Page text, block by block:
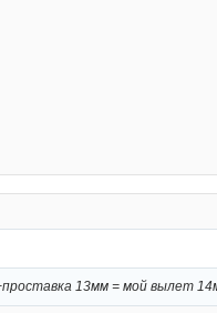
13мм = мой вылет